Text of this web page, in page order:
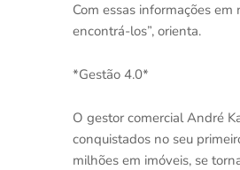
Com essas informações
encontrá-los”, orienta.
*Gestão 4.0*
O gestor comercial André
conquistados no seu
milhões em imóveis, se